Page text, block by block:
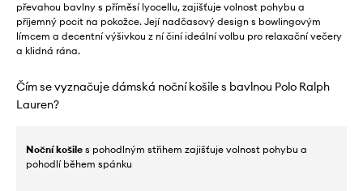
převahou bavlny s příměsí lyocellu, zajišťuje volnost pohybu a
příjemný pocit na pokožce. Její nadčasový design s bowlingovým
límcem a decentní výšivkou z ní činí ideální volbu pro relaxační večery
a klidná rána.
Čím se vyznačuje dámská noční košile s bavlnou Polo Ralph
Lauren?
Noční košile s pohodlným střihem zajišťuje volnost pohybu a
pohodlí během spánku